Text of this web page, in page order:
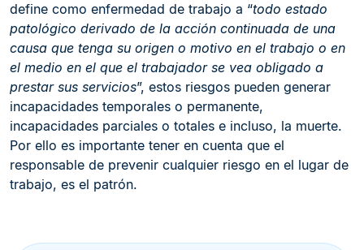
define como enfermedad de trabajo a “todo estado
patológico derivado de la acción continuada de una
causa que tenga su origen o motivo en el trabajo o en
el medio en el que el trabajador se vea obligado a
prestar sus servicios”, estos riesgos pueden generar
incapacidades temporales o permanente,
incapacidades parciales o totales e incluso, la muerte.
Por ello es importante tener en cuenta que el
responsable de prevenir cualquier riesgo en el lugar de
trabajo, es el patrón.